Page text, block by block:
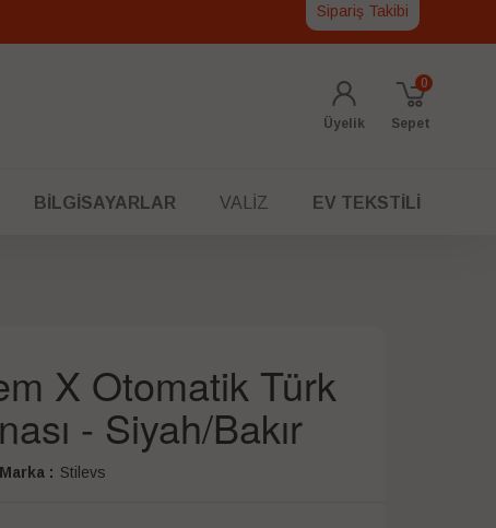
Sipariş Takibi
Üyelik Sepet
0
BILGISAYARLAR VALIZ EV TEKSTILI
X Otomatik Türk
- Siyah/Bakır
Marka : Stilevs